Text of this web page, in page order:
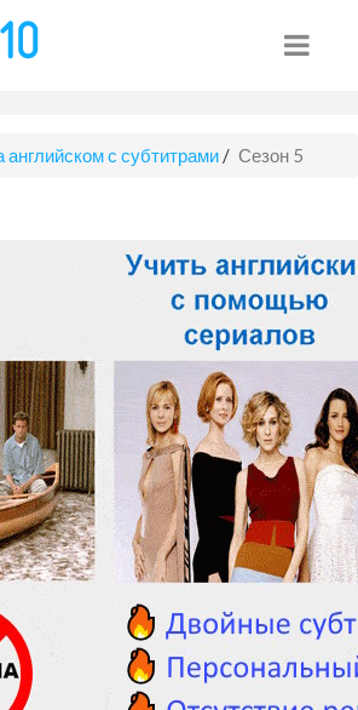
английском с субтитрами / Сезон 5